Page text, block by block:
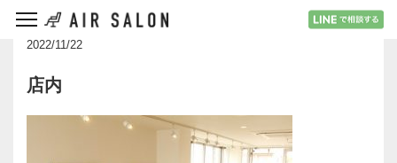
2022/11/22
店内